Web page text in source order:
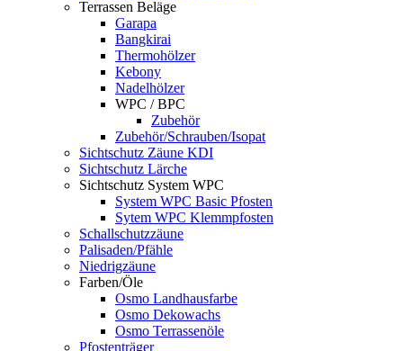
Terrassen Beläge
Garapa
Bangkirai
Thermohölzer
Kebony
Nadelhölzer
WPC / BPC
Zubehör
Zubehör/Schrauben/Isopat
Sichtschutz Zäune KDI
Sichtschutz Lärche
Sichtschutz System WPC
System WPC Basic Pfosten
Sytem WPC Klemmpfosten
Schallschutzzäune
Palisaden/Pfähle
Niedrigzäune
Farben/Öle
Osmo Landhausfarbe
Osmo Dekowachs
Osmo Terrassenöle
Pfostenträger